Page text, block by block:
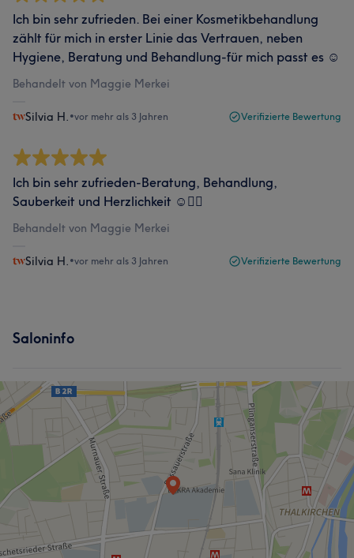
Ich bin sehr zufrieden. Bei einer Kosmetikbehandlung
zählt für mich in erster Linie das Vertrauen, neben
Hygiene, Beratung und Behandlung-für mich passt es ☺️
Behandelt von Maggie Merkei
Silvia H. •vor mehr als 3 Jahren Verifizierte Bewertung
Ich bin sehr zufrieden-Beratung, Behandlung,
Sauberkeit und Herzlichkeit ☺️👍🏼
Behandelt von Maggie Merkei
Silvia H. •vor mehr als 3 Jahren Verifizierte Bewertung
Saloninfo